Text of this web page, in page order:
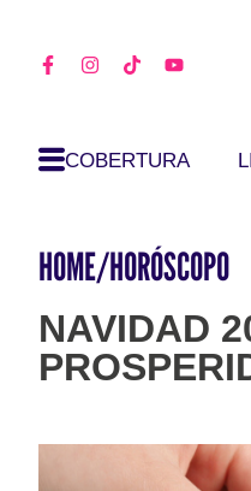
COBERTURA
HOME/HORÓSCOPO
NAVIDAD